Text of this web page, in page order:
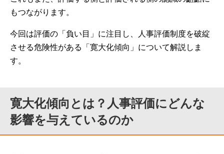
もつながります。
今回は評価の「負い目」に注目し、人事評価制度を破綻
させる危険性がある「寛大化傾向」について解説しま
す。
寛大化傾向とは？人事評価にどんな
影響を与えているのか